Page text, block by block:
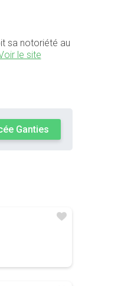
sa notoriété au
le site
Ganties